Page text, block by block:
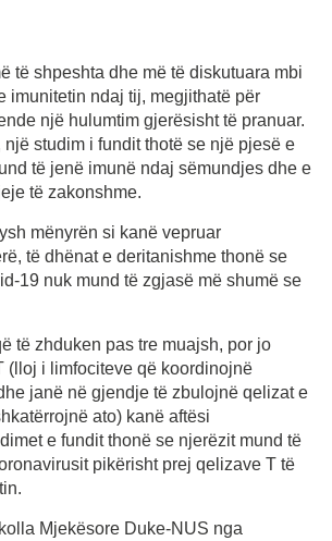
të shpeshta dhe më të diskutuara mbi
imunitetin ndaj tij, megjithatë për
një hulumtim gjerësisht të pranuar.
një studim i fundit thotë se një pjesë e
të jenë imunë ndaj sëmundjes dhe e
të zakonshme.
mënyrën si kanë vepruar
të dhënat e deritanishme thonë se
19 nuk mund të zgjasë më shumë se
të zhduken pas tre muajsh, por jo
(lloj i limfociteve që koordinojnë
janë në gjendje të zbulojnë qelizat e
ato) kanë aftësi
e fundit thonë se njerëzit mund të
pikërisht prej qelizave T të
Mjekësore Duke-NUS nga